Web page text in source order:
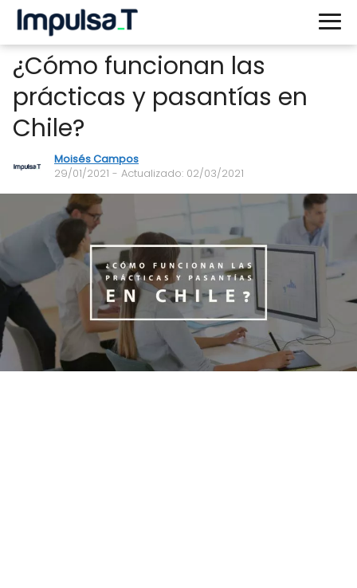
¿Cómo funcionan las
prácticas y pasantías en
Chile?
Moisés Campos
29/01/2021 - Actualizado: 02/03/2021